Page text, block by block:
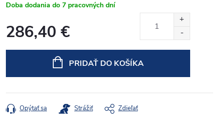
Doba dodania do 7 pracovných dní
286,40 €
PRIDAŤ DO KOŠÍKA
Opýtať sa Strážiť Zdieľať